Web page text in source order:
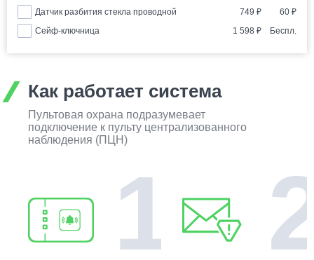
Датчик разбития стекла проводной
749 ₽ 60 ₽
Сейф-ключница
1 598 ₽ Беспл.
Как работает система
Пультовая охрана подразумевает
подключение к пульту централизованного
наблюдения (ПЦН)
1